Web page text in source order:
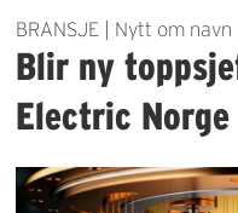
BRANSJE | Nytt om navn
Blir ny
Electric Norge